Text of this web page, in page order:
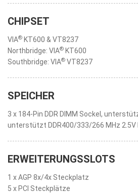
CHIPSET
VIA® KT600 & VT8237
Northbridge: VIA® KT600
Southbridge: VIA® VT8237
SPEICHER
3 x 184-Pin DDR DIMM Sockel,
unterstützt DDR400/333/266 MHz 2.5V
ERWEITERUNGSSLOTS
1 x AGP 8x/4x Steckplatz
5 x PCI Steckplätze